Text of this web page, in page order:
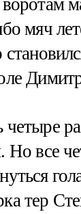
мяч
Но все
тер